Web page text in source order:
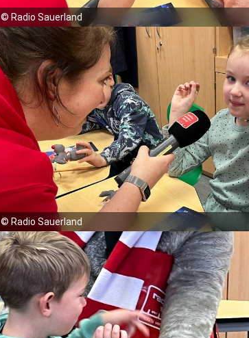
© Radio Sauerland
© Radio Sauerland